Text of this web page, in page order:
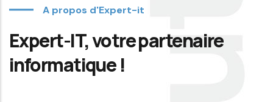
A propos d'Expert-it
Expert-IT, votre partenaire
informatique !